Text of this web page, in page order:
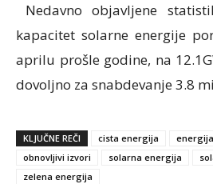
Nedavno objavljene
kapacitet solarne energije
aprilu prošle godine, na
dovoljno za snabdevanje 3.8
KLJUČNE REČI cista energija
obnovljivi izvori
solarna energija
zelena energija